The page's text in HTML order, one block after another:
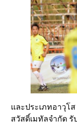
และประเภทอาวุโ
สวัสดิ์เมทัลจำกัด รั